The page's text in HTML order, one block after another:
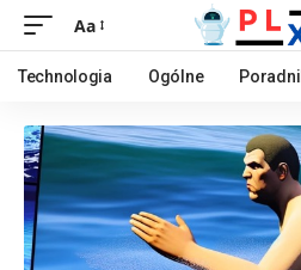
Aa
Technologia Ogólne